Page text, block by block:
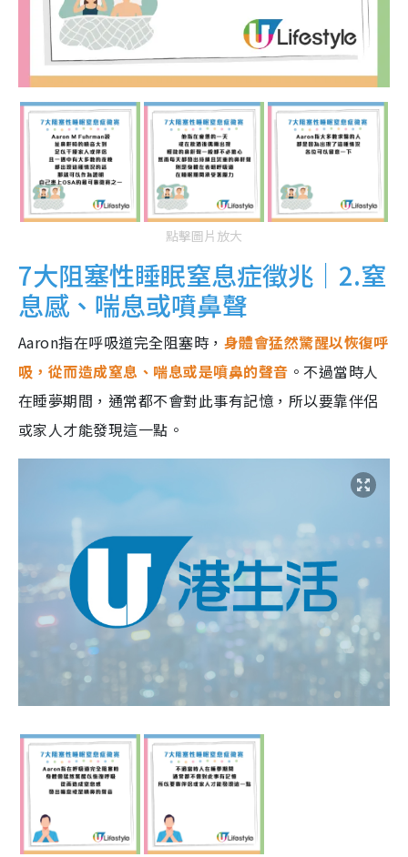
點擊圖片放大
7大阻塞性睡眠窒息症徵兆｜2.窒
息感、喘息或噴鼻聲
Aaron指在呼吸道完全阻塞時， 身體會猛然驚醒以恢復呼
吸，從而造成窒息、喘息或是噴鼻的聲音 。不過當時人
在睡夢期間，通常都不會對此事有記憶，所以要靠伴侶
或家人才能發現這一點。